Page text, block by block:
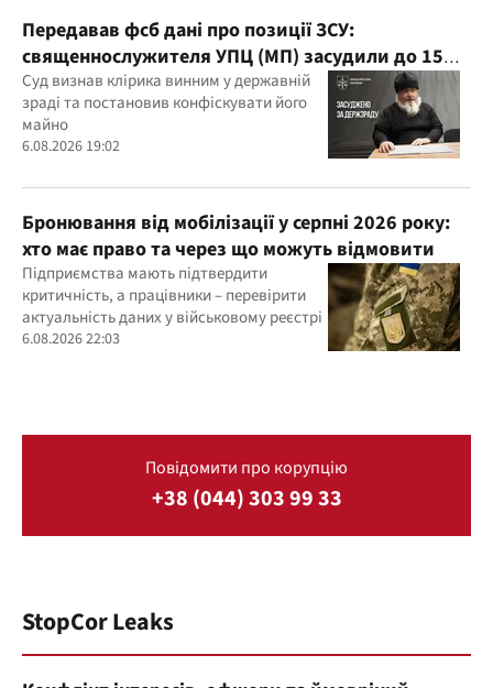
Передавав фсб дані про позиції ЗСУ:
священнослужителя УПЦ (МП) засудили до 15
років
Суд визнав клірика винним у державній
зраді та постановив конфіскувати його
майно
6.08.2026 19:02
Бронювання від мобілізації у серпні 2026 року:
хто має право та через що можуть відмовити
Підприємства мають підтвердити
критичність, а працівники – перевірити
актуальність даних у військовому реєстрі
6.08.2026 22:03
Повідомити про корупцію
+38 (044) 303 99 33
StopCor Leaks